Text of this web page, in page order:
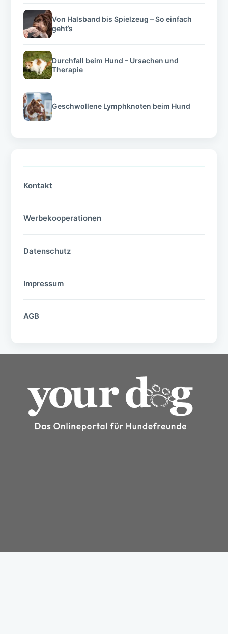
Von Halsband bis Spielzeug – So einfach
geht’s
Durchfall beim Hund – Ursachen und
Therapie
Geschwollene Lymphknoten beim Hund
Kontakt
Werbekooperationen
Datenschutz
Impressum
AGB